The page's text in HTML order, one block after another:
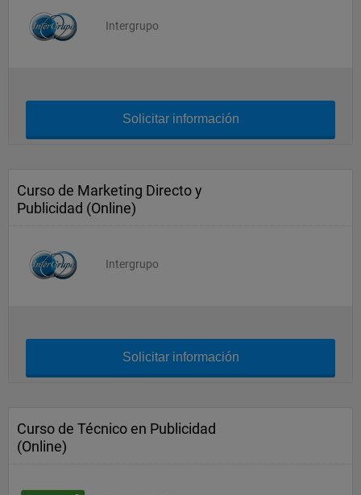
Intergrupo
Solicitar información
Curso de Marketing Directo y
Publicidad (Online)
Intergrupo
Solicitar información
Curso de Técnico en Publicidad
(Online)